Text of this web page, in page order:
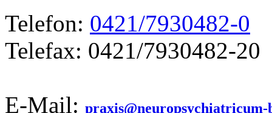
Telefon: 0421/7930482-0
Telefax: 0421/7930482-20
E-Mail: praxis@neuropsychiatricum-